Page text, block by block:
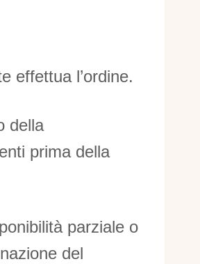
effettua l’ordine.
della
prima della
parziale o
del